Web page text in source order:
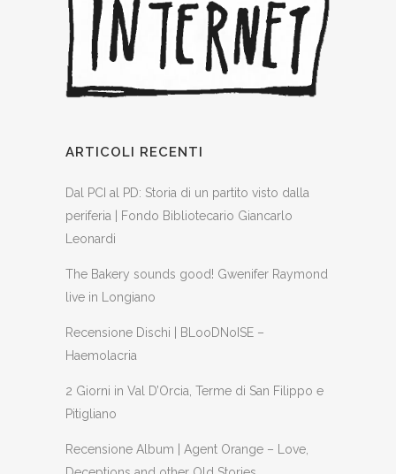
ARTICOLI RECENTI
Dal PCI al PD: Storia di un partito visto dalla
periferia | Fondo Bibliotecario Giancarlo
Leonardi
The Bakery sounds good! Gwenifer Raymond
live in Longiano
Recensione Dischi | BLooDNoISE –
Haemolacria
2 Giorni in Val D’Orcia, Terme di San Filippo e
Pitigliano
Recensione Album | Agent Orange – Love,